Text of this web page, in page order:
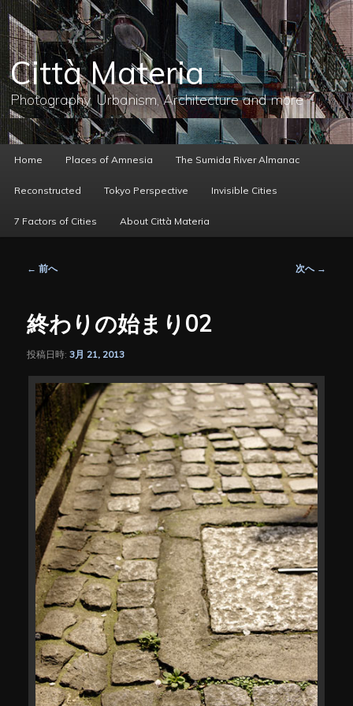
メ
イ
ン
コ
ン
テ
ン
へ
移
動
Città Materia
Photography, Urbanism, Architecture and more
ー
Home Places of Amnesia The Sumida River Almanac
Reconstructed Tokyo Perspective Invisible Cities
7 Factors of Cities About Città Materia
ビ
ゲ
シ
ン
← 前へ 次へ →
終わりの始まり02
投稿日時:3月 21, 2013